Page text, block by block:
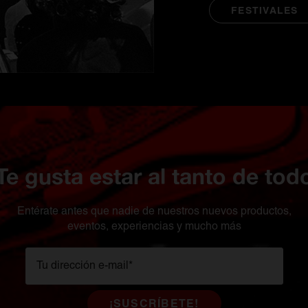
FESTIVALES
gusta estar al tanto de
Entérate antes que nadie de nuestros nuevos productos,
eventos, experiencias y mucho más
Tu dirección e-mail *
¡SUSCRÍBETE!